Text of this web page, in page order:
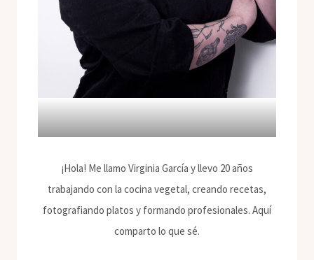
¡Hola! Me llamo Virginia García y llevo 20 años
trabajando con la cocina vegetal, creando recetas,
fotografiando platos y formando profesionales. Aquí
comparto lo que sé.